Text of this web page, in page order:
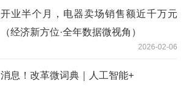
开业半个月，电器卖场销售额近千万元
（经济新方位·全年数据微视角）
2026-02-06
消息！改革微词典｜人工智能+